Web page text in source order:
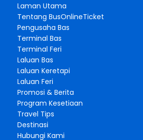
Laman Utama
Tentang BusOnlineTicket
Pengusaha Bas
Terminal Bas
Terminal Feri
Laluan Bas
Laluan Keretapi
Laluan Feri
Promosi & Berita
Program Kesetiaan
Travel Tips
Destinasi
Hubungi Kami